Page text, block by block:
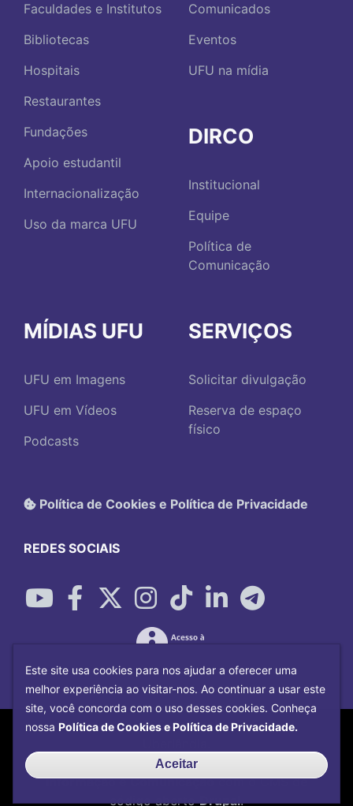
Faculdades e Institutos
Bibliotecas
Hospitais
Restaurantes
Fundações
Apoio estudantil
Internacionalização
Uso da marca UFU
Comunicados
Eventos
UFU na mídia
DIRCO
Institucional
Equipe
Política de
Comunicação
MÍDIAS UFU
UFU em Imagens
UFU em Vídeos
Podcasts
SERVIÇOS
Solicitar divulgação
Reserva de espaço
físico
Política de Cookies e Política de Privacidade
REDES SOCIAIS
Copyright©2026Universidade Federal
Centro de Tecnologia da
Informação e Comunicaçãocom o CMS de
código abertoDrupal.
Este site usa cookies para nos ajudar a oferecer uma
melhor experiência ao visitar-nos. Ao continuar a usar este
site, você concorda com o uso desses cookies. Conheça
nossa Política de Cookies e Política de Privacidade.
Aceitar